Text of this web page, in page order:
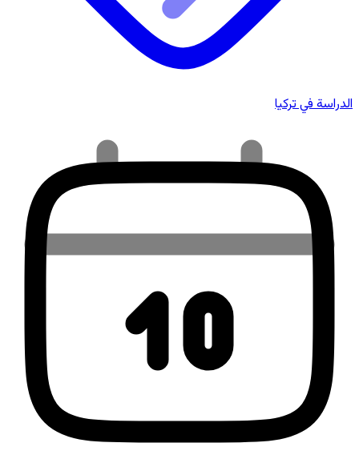
الدراسة في تركيا